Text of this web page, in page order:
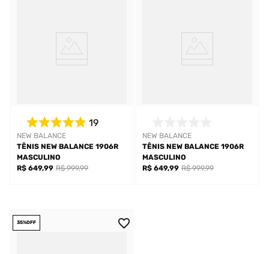
NEW BALANCE
19
TÊNIS NEW BALANCE 1906R
MASCULINO
R$ 649,99 R$ 999,99
NEW BALANCE
TÊNIS NEW BALANCE 1906R
MASCULINO
R$ 649,99 R$ 999,99
35%OFF